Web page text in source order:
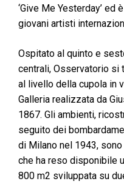
‘Give Me Yesterday’
giovani artisti
Ospitato al quinto e
centrali, Osservatorio si
al livello della cupola in
Galleria realizzata da
1867. Gli ambienti,
seguito dei
di Milano nel 1943,
che ha reso disponibile
800 m2 sviluppata su